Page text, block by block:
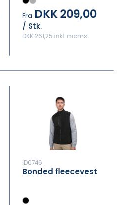
Fra DKK 209,00
/ Stk.
DKK 261,25 inkl. moms
ID0746
Bonded fleecevest